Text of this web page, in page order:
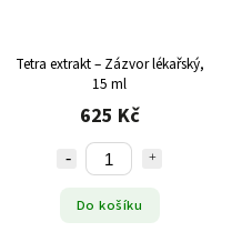
Tetra extrakt – Zázvor lékařský,
15 ml
625 Kč
Do košíku